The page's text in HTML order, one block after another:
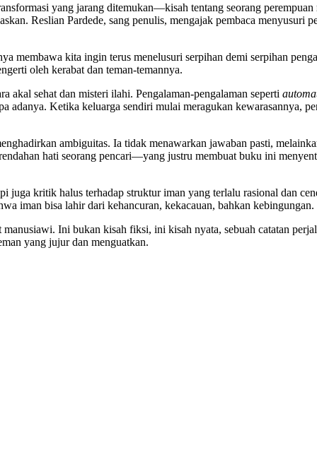
yang jarang ditemukan—kisah tentang seorang
Reslian Pardede, sang penulis, mengajak pembaca menyusuri
membawa kita ingin terus menelusuri serpihan demi serpihan
oleh kerabat dan teman-temannya.
akal sehat dan misteri ilahi. Pengalaman-pengalaman seperti
Ketika keluarga sendiri mulai meragukan kewarasannya,
ambiguitas. Ia tidak menawarkan jawaban pasti,
hati seorang pencari—yang justru membuat buku ini
kritik halus terhadap struktur iman yang terlalu rasional dan
iman bisa lahir dari kehancuran, kekacauan, bahkan kebingungan.
Ini bukan kisah fiksi, ini kisah nyata, sebuah catatan
yang jujur dan menguatkan.